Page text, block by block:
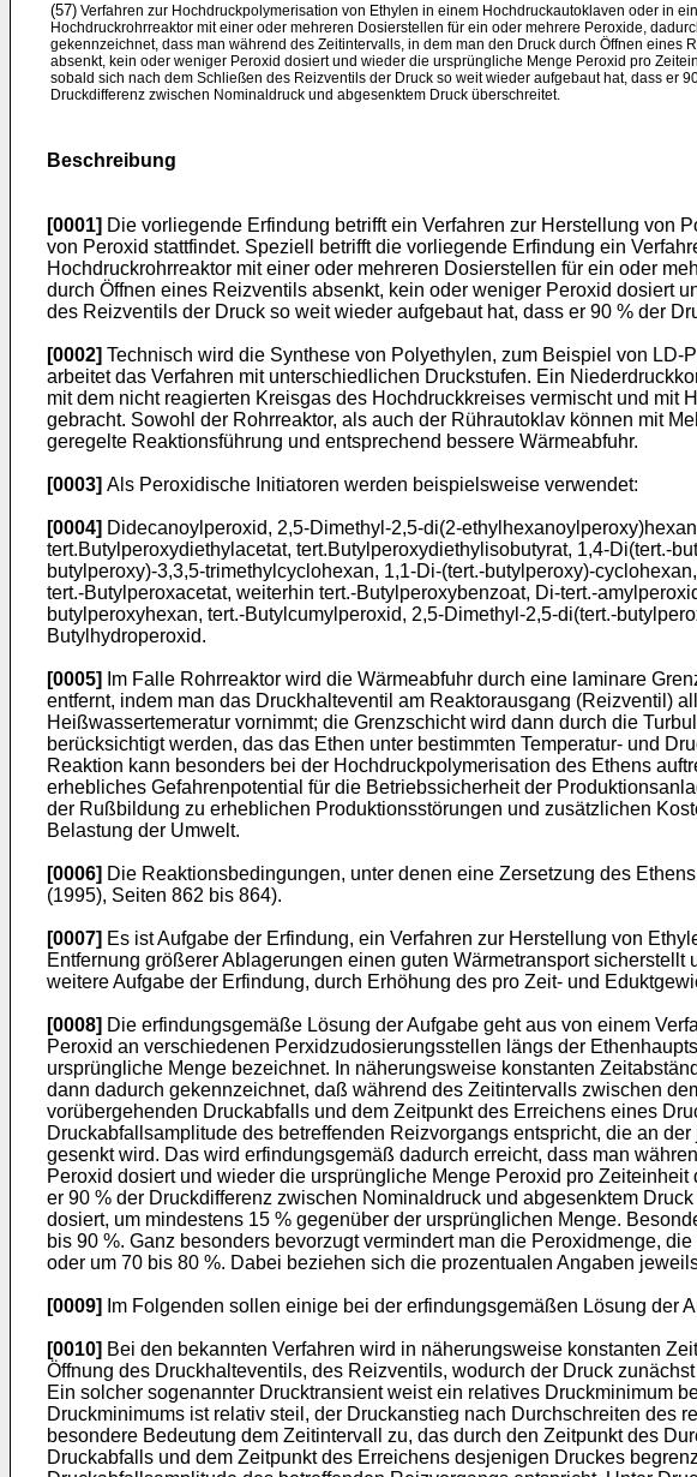
(57) Verfahren zur Hochdruckpolymerisation von Ethylen in einem Hochdruckautoklaven oder in
Hochdruckrohrreaktor mit einer oder mehreren Dosierstellen für ein oder mehrere Peroxide,
gekennzeichnet, dass man während des Zeitintervalls, in dem man den Druck durch Öffnen eines
absenkt, kein oder weniger Peroxid dosiert und wieder die ursprüngliche Menge Peroxid pro
sobald sich nach dem Schließen des Reizventils der Druck so weit wieder aufgebaut hat, dass er
Druckdifferenz zwischen Nominaldruck und abgesenktem Druck überschreitet.
Beschreibung
[0001] Die vorliegende Erfindung betrifft ein Verfahren zur Herstellung von
von Peroxid stattfindet. Speziell betrifft die vorliegende Erfindung ein
Hochdruckrohrreaktor mit einer oder mehreren Dosierstellen für ein oder
durch Öffnen eines Reizventils absenkt, kein oder weniger Peroxid dosiert
des Reizventils der Druck so weit wieder aufgebaut hat, dass er 90 % der
[0002] Technisch wird die Synthese von Polyethylen, zum Beispiel von
arbeitet das Verfahren mit unterschiedlichen Druckstufen. Ein
mit dem nicht reagierten Kreisgas des Hochdruckkreises vermischt und
gebracht. Sowohl der Rohrreaktor, als auch der Rührautoklav können mit
geregelte Reaktionsführung und entsprechend bessere Wärmeabfuhr.
[0003] Als Peroxidische Initiatoren werden beispielsweise verwendet:
[0004] Didecanoylperoxid, 2,5-Dimethyl-2,5-di(2-
tert.Butylperoxydiethylacetat, tert.Butylperoxydiethylisobutyrat, 1,4-Di(tert.-
butylperoxy)-3,3,5-trimethylcyclohexan, 1,1-Di-(tert.-butylperoxy)-
tert.-Butylperoxacetat, weiterhin tert.-Butylperoxybenzoat, Di-tert.-
butylperoxyhexan, tert.-Butylcumylperoxid, 2,5-Dimethyl-2,5-di(tert.-
Butylhydroperoxid.
[0005]
Im Falle Rohrreaktor wird die Wärmeabfuhr durch eine laminare
entfernt, indem man das Druckhalteventil am Reaktorausgang (Reizventil)
Heißwassertemeratur vornimmt; die Grenzschicht wird dann durch die
berücksichtigt werden, das das Ethen unter bestimmten Temperatur- und
Reaktion kann besonders bei der Hochdruckpolymerisation des Ethens
erhebliches Gefahrenpotential für die Betriebssicherheit der
der Rußbildung zu erheblichen Produktionsstörungen und zusätzlichen
Belastung der Umwelt.
[0006] Die Reaktionsbedingungen, unter denen eine Zersetzung des
(1995), Seiten 862 bis 864).
[0007] Es ist Aufgabe der Erfindung, ein Verfahren zur Herstellung von
Entfernung größerer Ablagerungen einen guten Wärmetransport
weitere Aufgabe der Erfindung, durch Erhöhung des pro Zeit- und
[0008] Die erfindungsgemäße Lösung der Aufgabe geht aus von einem
Peroxid an verschiedenen Perxidzudosierungsstellen längs der
ursprüngliche Menge bezeichnet. In näherungsweise konstanten
dann dadurch gekennzeichnet, daß während des Zeitintervalls zwischen
vorübergehenden Druckabfalls und dem Zeitpunkt des Erreichens eines
Druckabfallsamplitude des betreffenden Reizvorgangs entspricht, die an
gesenkt wird. Das wird erfindungsgemäß dadurch erreicht, dass man
Peroxid dosiert und wieder die ursprüngliche Menge Peroxid pro
er 90 % der Druckdifferenz zwischen Nominaldruck und abgesenktem
dosiert, um mindestens 15 % gegenüber der ursprünglichen Menge.
bis 90 %. Ganz besonders bevorzugt vermindert man die Peroxidmenge,
oder um 70 bis 80 %. Dabei beziehen sich die prozentualen Angaben
[0009] Im Folgenden sollen einige bei der erfindungsgemäßen Lösung der
[0010] Bei den bekannten Verfahren wird in näherungsweise konstanten
Öffnung des Druckhalteventils, des Reizventils, wodurch der Druck
Ein solcher sogenannter Drucktransient weist ein relatives Druckminimum
Druckminimums ist relativ steil, der Druckanstieg nach Durchschreiten des
besondere Bedeutung dem Zeitintervall zu, das durch den Zeitpunkt des
Druckabfalls und dem Zeitpunkt des Erreichens desjenigen Druckes